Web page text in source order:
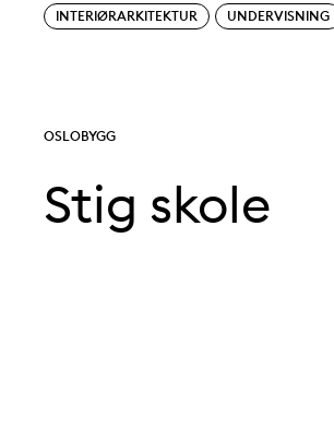
Tjenester:
INTERIØRARKITEKTUR Sectors:
UNDERVISNING
Kunde:
OSLOBYGG
Stig skole